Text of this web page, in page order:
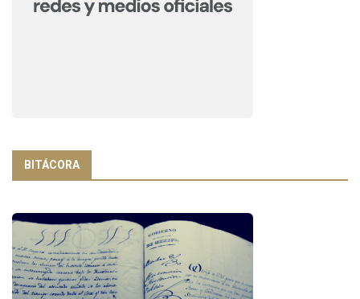
BITÁCORA